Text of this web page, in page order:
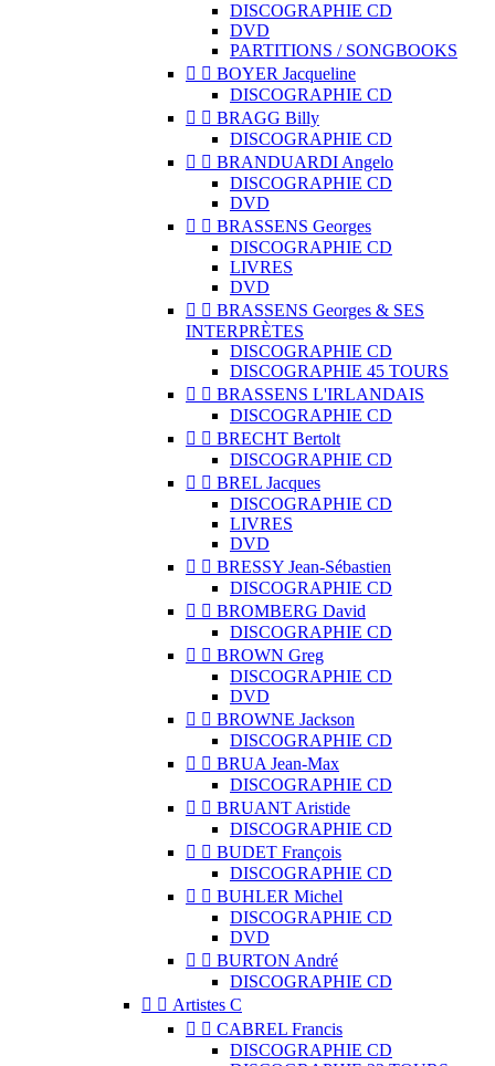
DISCOGRAPHIE CD
DVD
PARTITIONS / SONGBOOKS
  BOYER Jacqueline
DISCOGRAPHIE CD
  BRAGG Billy
DISCOGRAPHIE CD
  BRANDUARDI Angelo
DISCOGRAPHIE CD
DVD
  BRASSENS Georges
DISCOGRAPHIE CD
LIVRES
DVD
  BRASSENS Georges & SES
INTERPRÈTES
DISCOGRAPHIE CD
DISCOGRAPHIE 45 TOURS
  BRASSENS L'IRLANDAIS
DISCOGRAPHIE CD
  BRECHT Bertolt
DISCOGRAPHIE CD
  BREL Jacques
DISCOGRAPHIE CD
LIVRES
DVD
  BRESSY Jean-Sébastien
DISCOGRAPHIE CD
  BROMBERG David
DISCOGRAPHIE CD
  BROWN Greg
DISCOGRAPHIE CD
DVD
  BROWNE Jackson
DISCOGRAPHIE CD
  BRUA Jean-Max
DISCOGRAPHIE CD
  BRUANT Aristide
DISCOGRAPHIE CD
  BUDET François
DISCOGRAPHIE CD
  BUHLER Michel
DISCOGRAPHIE CD
DVD
  BURTON André
DISCOGRAPHIE CD
  Artistes C
  CABREL Francis
DISCOGRAPHIE CD